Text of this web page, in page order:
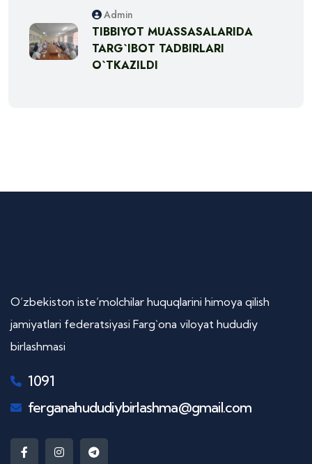
Admin
TIBBIYOT MUASSASALARIDA
TARG`IBOT TADBIRLARI
O`TKAZILDI
O’zbekiston iste’molchilar huquqlarini himoya qilish
jamiyatlari federatsiyasi Farg`ona viloyat hududiy
birlashmasi
1091
ferganahududiybirlashma@gmail.com